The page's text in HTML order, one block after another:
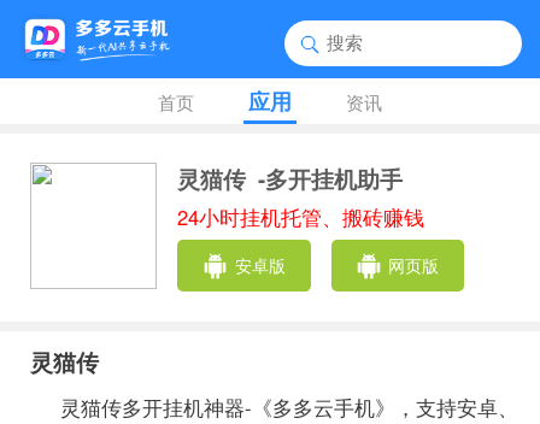
首页 应用 资讯
灵猫传 -多开挂机助手
24小时挂机托管、搬砖赚钱
安卓版 网页版
灵猫传
灵猫传多开挂机神器-《多多云手机》，支持安卓、